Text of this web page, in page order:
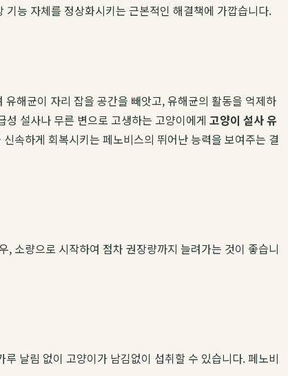
능 자체를 정상화시키는 근본적인 해결책에 가깝습니다.
해균이 자리 잡을 공간을 빼앗고, 유해균의 활동을 억제하
설사나 무른 변으로 고생하는 고양이에게 고양이 설사 유
속하게 회복시키는 페노비스의 뛰어난 능력을 보여주는 결
소량으로 시작하여 점차 권장량까지 늘려가는 것이 좋습니
날림 없이 고양이가 남김없이 섭취할 수 있습니다. 페노비